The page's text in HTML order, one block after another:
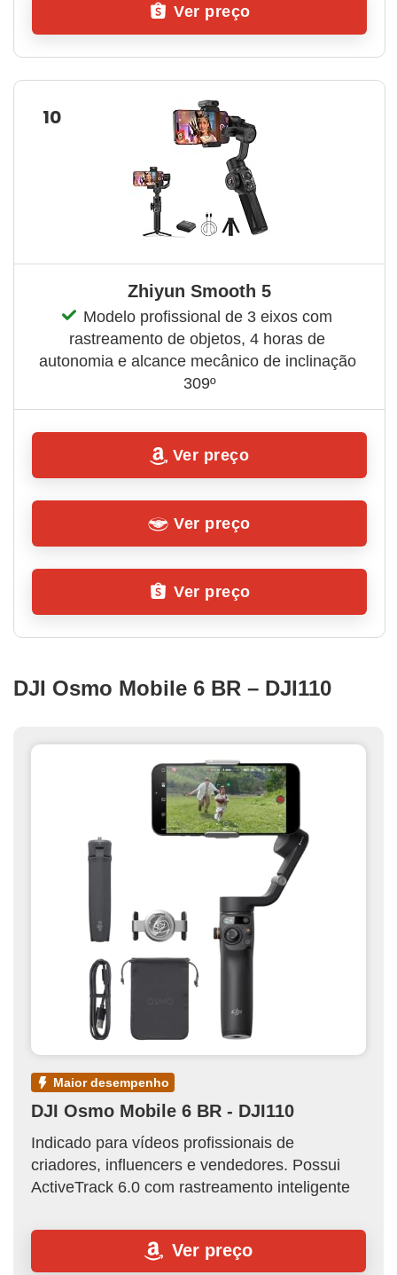
Ver preço
10
Zhiyun Smooth 5
Modelo profissional de 3 eixos com
rastreamento de objetos, 4 horas de
autonomia e alcance mecânico de inclinação
309º
Ver preço
Ver preço
Ver preço
DJI Osmo Mobile 6 BR – DJI110
maior desempenho
DJI Osmo Mobile 6 BR - DJI110
Indicado para vídeos profissionais de
criadores, influencers e vendedores. Possui
ActiveTrack 6.0 com rastreamento inteligente
Ver preço